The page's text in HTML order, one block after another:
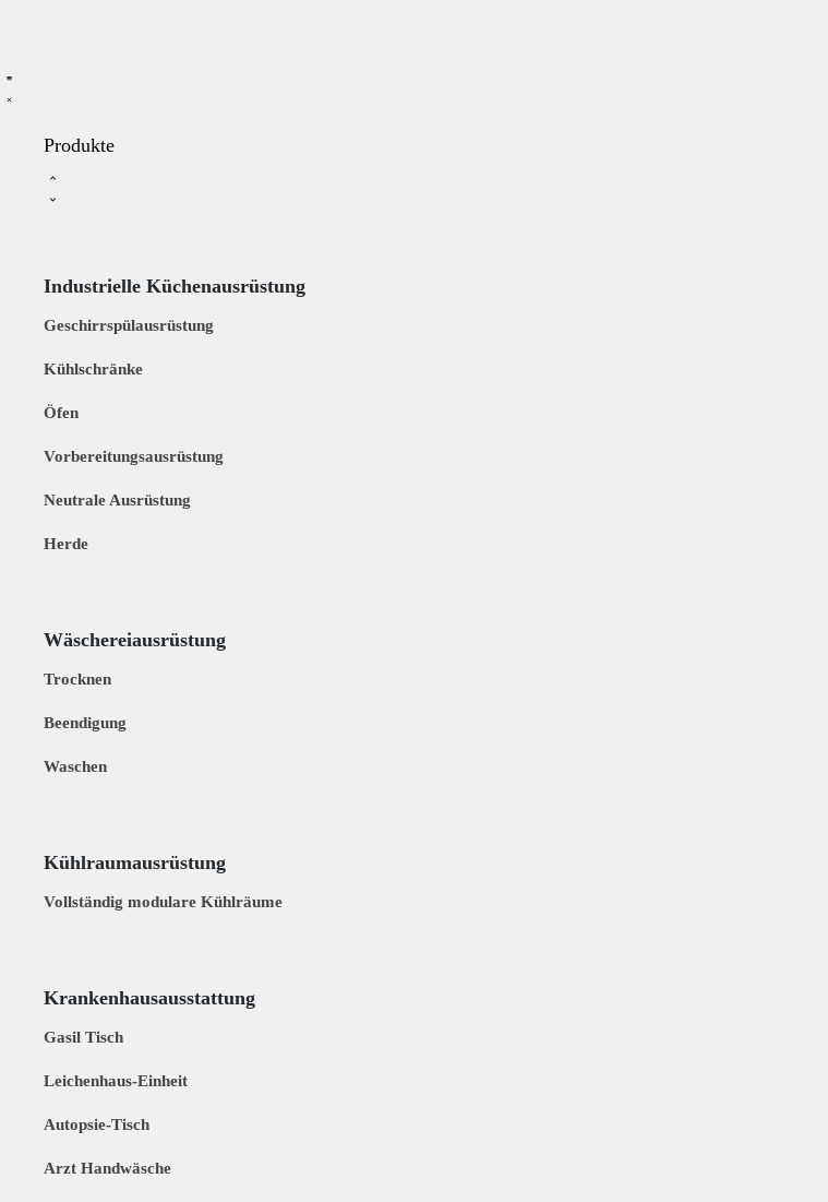
Produkte
Industrielle Küchenausrüstung
Geschirrspülausrüstung
Kühlschränke
Öfen
Vorbereitungsausrüstung
Neutrale Ausrüstung
Herde
Wäschereiausrüstung
Trocknen
Beendigung
Waschen
Kühlraumausrüstung
Vollständig modulare Kühlräume
Krankenhausausstattung
Gasil Tisch
Leichenhaus-Einheit
Autopsie-Tisch
Arzt Handwäsche